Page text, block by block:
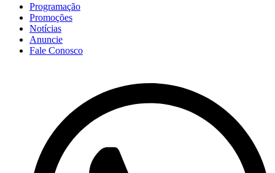
Programação
Promoções
Notícias
Anuncie
Fale Conosco